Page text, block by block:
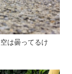
は曇ってるけ